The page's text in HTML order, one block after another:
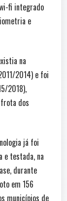
fi integrado
e
na
2014) e foi
2018),
dos
já foi
e testada, na
durante
em 156
municípios de